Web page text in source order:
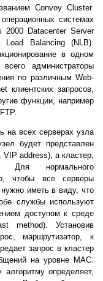
Convoy Cluster.
системах
2000 Datacenter Server
Balancing (NLB).
в одном
администраторы
по различным Web-
клиентских запросов,
функции, например
на всех серверах узла
будет представлен
address), а кластер,
Для нормального
чтобы все серверы
иметь в виду, что
службы используют
доступом к среде
method). Установив
маршрутизатор, к
запрос в кластер
на уровне MAC.
определяет,